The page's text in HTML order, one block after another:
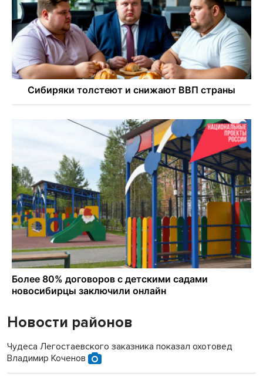
Новости районов
Чудеса Легостаевского заказника показал охотовед
Владимир Коченов